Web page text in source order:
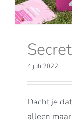
4 juli 2022
Dacht je
alleen